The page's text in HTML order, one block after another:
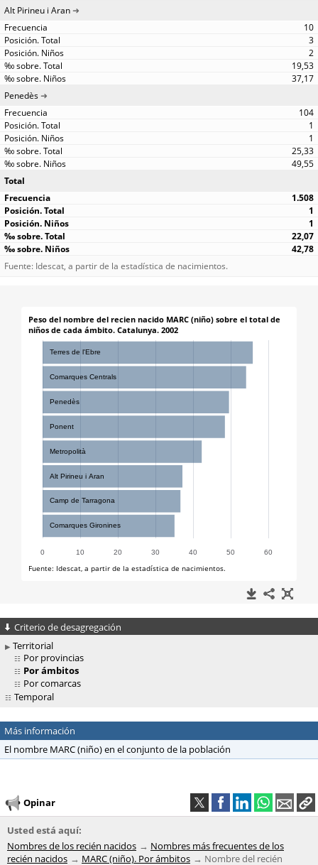
Alt Pirineu i Aran
10
3
2
19,53
37,17
Penedès
104
1
1
25,33
49,55
Total
1.508
1
1
22,07
42,78
Fuente: Idescat, a partir de la estadística de nacimientos.
Criterio de desagregación
Territorial
Por provincias
Por ámbitos
Por comarcas
Temporal
Más información
El nombre MARC (niño) en el conjunto de la población
Opinar
Usted está aquí:
Nombres de los recién nacidos
Nombres más frecuentes de los
recién nacidos
MARC (niño). Por ámbitos Nombre del recién